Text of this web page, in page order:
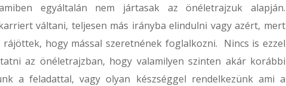
egyáltalán nem jártasak az önéletrajzuk alapján.
váltani, teljesen más irányba elindulni vagy azért, mert
hogy mással szeretnének foglalkozni. Nincs is ezzel
az önéletrajzban, hogy valamilyen szinten akár korábbi
a feladattal, vagy olyan készséggel rendelkezünk ami a